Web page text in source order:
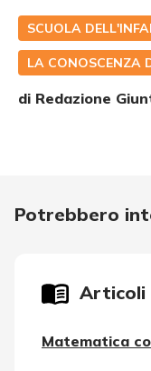
SCUOLA
LA CONOSCENZA
di Redazione
Potrebbero
Articoli
Matematica